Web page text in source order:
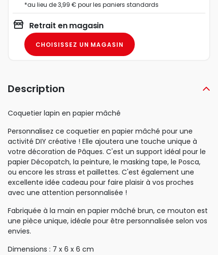
*au lieu de 3,99 € pour les paniers standards
Retrait en magasin
CHOISISSEZ UN MAGASIN
Description
Coquetier lapin en papier mâché
Personnalisez ce coquetier en papier mâché pour une
activité DIY créative ! Elle ajoutera une touche unique à
votre décoration de Pâques. C'est un support idéal pour le
papier Décopatch, la peinture, le masking tape, le Posca,
ou encore les strass et paillettes. C'est également une
excellente idée cadeau pour faire plaisir à vos proches
avec une attention personnalisée !
Fabriquée à la main en papier mâché brun, ce mouton est
une pièce unique, idéale pour être personnalisée selon vos
envies.
Dimensions : 7 x 6 x 6 cm